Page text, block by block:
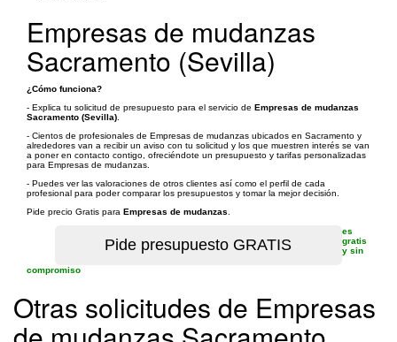
Empresas de mudanzas
Sacramento (Sevilla)
¿Cómo funciona?
- Explica tu solicitud de presupuesto para el servicio de Empresas de mudanzas
Sacramento (Sevilla)
- Cientos de profesionales de Empresas de mudanzas ubicados en Sacramento y
alrededores van a recibir un aviso con tu solicitud y los que muestren interés se van
a poner en contacto contigo, ofreciéndote un presupuesto y tarifas personalizadas
para Empresas de mudanzas.
- Puedes ver las valoraciones de otros clientes así como el perfil de cada
profesional para poder comparar los presupuestos y tomar la mejor decisión.
Pide precio Gratis para Empresas de mudanzas
es
gratis
y sin
compromiso
Otras solicitudes de Empresas